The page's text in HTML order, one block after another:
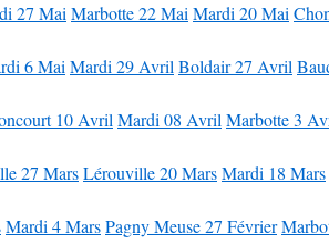
27 Mai Marbotte 22 Mai Mardi 20 Mai
6 Mai Mardi 29 Avril Boldair 27 Avril
10 Avril Mardi 08 Avril Marbotte 3
27 MarsLérouville 20 MarsMardi 18 Mars
Mardi 4 MarsPagny Meuse 27 Février